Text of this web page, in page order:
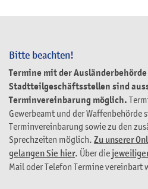
Bitte beachten!
Termine mit der
Stadtteilgeschäftsstellen sind
Terminvereinbarung möglich.
Gewerbeamt und der Waffenbehörde
Terminvereinbarung sowie zu den
Sprechzeiten möglich. Zu unserer
gelangen Sie hier. Über die
Mail oder Telefon Termine vereinbart